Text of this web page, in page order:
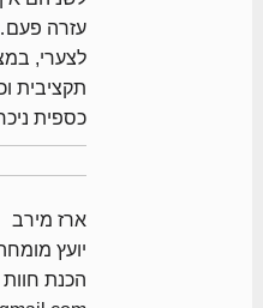
עזרה
לצערי,
תקציבית
כספית
ארז מירב
יועץ
הכנת חוות